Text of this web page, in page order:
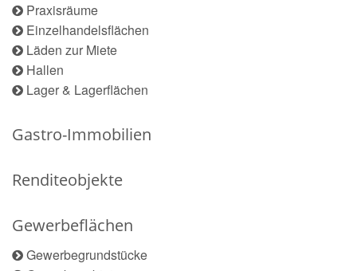
Praxisräume
Einzelhandelsflächen
Läden zur Miete
Hallen
Lager & Lagerflächen
Gastro-Immobilien
Renditeobjekte
Gewerbeflächen
Gewerbegrundstücke